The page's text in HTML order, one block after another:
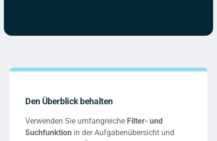
Den Überblick behalten
Verwenden Sie umfangreiche Filter- und
Suchfunktion in der Aufgabenübersicht und